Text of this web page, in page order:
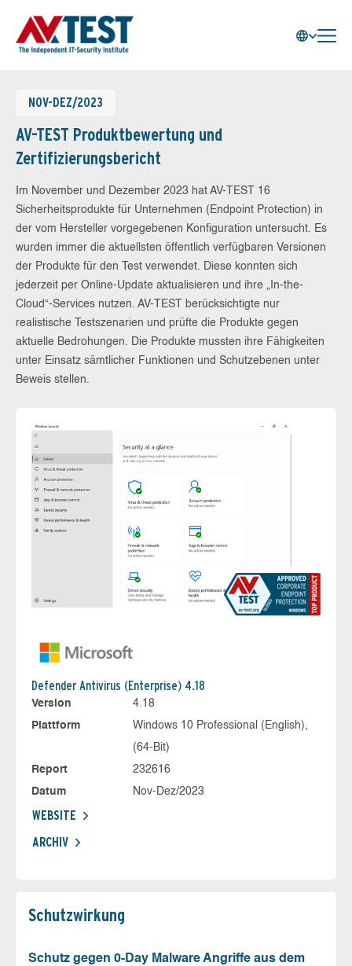
NOV-DEZ/2023
AV-TEST Produktbewertung und
Zertifizierungsbericht
Im November und Dezember 2023 hat AV-TEST 16
Sicherheitsprodukte für Unternehmen (Endpoint Protection) in
der vom Hersteller vorgegebenen Konfiguration untersucht. Es
wurden immer die aktuellsten öffentlich verfügbaren Versionen
der Produkte für den Test verwendet. Diese konnten sich
jederzeit per Online-Update aktualisieren und ihre „In-the-
Cloud“-Services nutzen. AV-TEST berücksichtigte nur
realistische Testszenarien und prüfte die Produkte gegen
aktuelle Bedrohungen. Die Produkte mussten ihre Fähigkeiten
unter Einsatz sämtlicher Funktionen und Schutzebenen unter
Beweis stellen.
Defender Antivirus (Enterprise) 4.18
Version
4.18
Plattform
Windows 10 Professional (English),
(64-Bit)
Report
232616
Datum
Nov-Dez/2023
WEBSITE
ARCHIV
Schutz­wirkung
Schutz gegen 0-Day Malware Angriffe aus dem